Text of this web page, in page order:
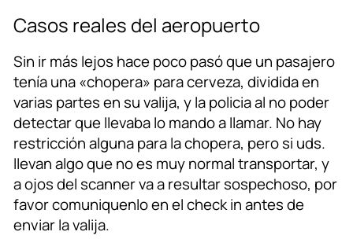
Casos reales del aeropuerto
Sin ir más lejos hace poco pasó que un pasajero
tenía una «chopera» para cerveza, dividida en
varias partes en su valija, y la policia al no poder
detectar que llevaba lo mando a llamar. No hay
restricción alguna para la chopera, pero si uds.
llevan algo que no es muy normal transportar, y
a ojos del scanner va a resultar sospechoso, por
favor comuniquenlo en el check in antes de
enviar la valija.